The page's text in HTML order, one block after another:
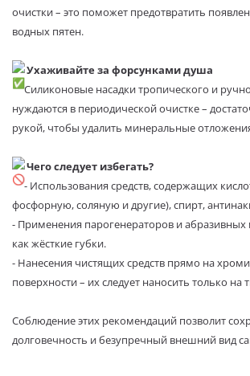
очистки – это поможет предотвратить
водных пятен.
Ухаживайте за форсунками душа
Силиконовые насадки тропического и
нуждаются в периодической очистке –
рукой, чтобы удалить минеральные
Чего следует избегать?
- Использования средств, содержащих
фосфорную, соляную и другие), спирт,
- Применения парогенераторов и абразивных
как жёсткие губки.
- Нанесения чистящих средств прямо на
поверхности – их следует наносить только на
Соблюдение этих рекомендаций позволит
долговечность и безупречный внешний вид